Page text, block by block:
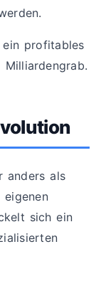
ein profitables
anders als
sich ein